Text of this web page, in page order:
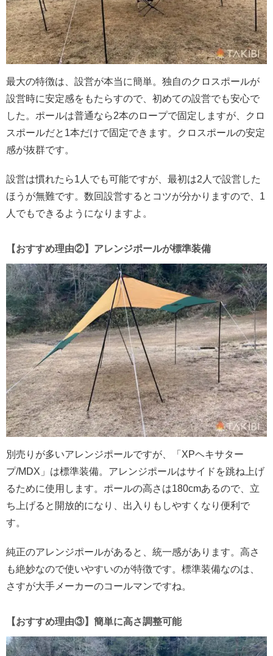
最大の特徴は、設営が本当に簡単。独自のクロスポールが
設営時に安定感をもたらすので、初めての設営でも安心で
した。ポールは普通なら2本のロープで固定しますが、クロ
スポールだと1本だけで固定できます。クロスポールの安定
感が抜群です。
設営は慣れたら1人でも可能ですが、最初は2人で設営した
ほうが無難です。数回設営するとコツが分かりますので、1
人でもできるようになりますよ。
【おすすめ理由②】アレンジポールが標準装備
別売りが多いアレンジポールですが、「XPヘキサター
プ/MDX」は標準装備。アレンジポールはサイドを跳ね上げ
るために使用します。ポールの高さは180cmあるので、立
ち上げると開放的になり、出入りもしやすくなり便利で
す。
純正のアレンジポールがあると、統一感があります。高さ
も絶妙なので使いやすいのが特徴です。標準装備なのは、
さすが大手メーカーのコールマンですね。
【おすすめ理由③】簡単に高さ調整可能